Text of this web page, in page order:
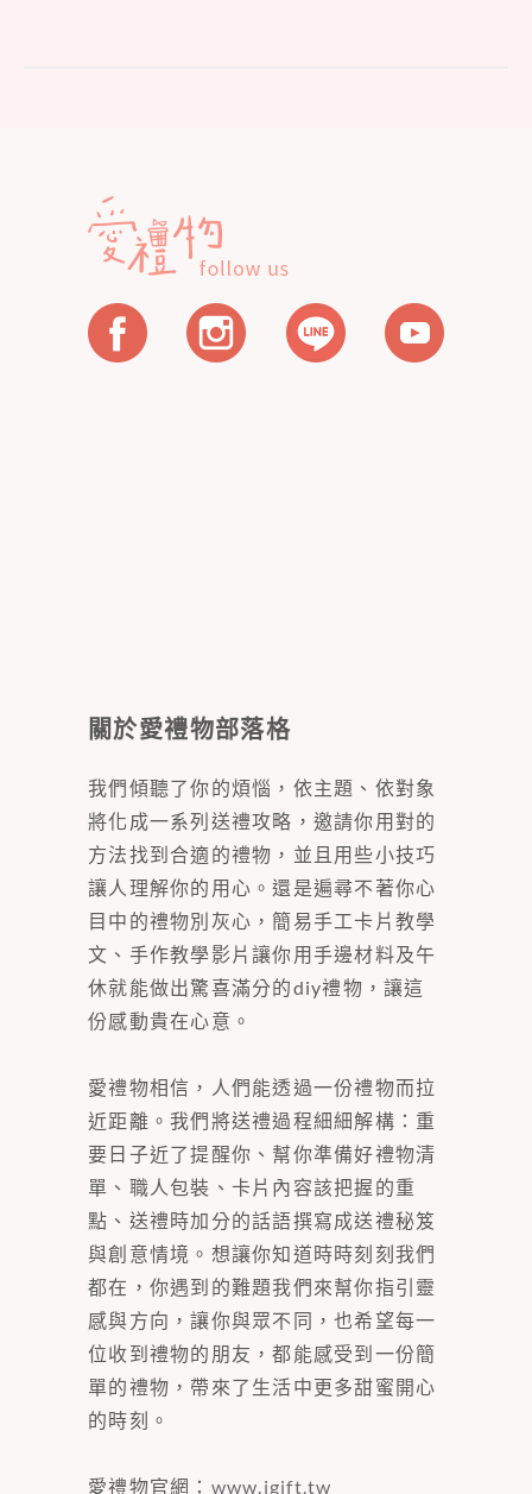
關於愛禮物部落格
我們傾聽了你的煩惱，依主題、依對象
將化成一系列送禮攻略，邀請你用對的
方法找到合適的禮物，並且用些小技巧
讓人理解你的用心。還是遍尋不著你心
目中的禮物別灰心，簡易手工卡片教學
文、手作教學影片讓你用手邊材料及午
休就能做出驚喜滿分的diy禮物，讓這
份感動貴在心意。
愛禮物相信，人們能透過一份禮物而拉
近距離。我們將送禮過程細細解構：重
要日子近了提醒你、幫你準備好禮物清
單、職人包裝、卡片內容該把握的重
點、送禮時加分的話語撰寫成送禮秘笈
與創意情境。想讓你知道時時刻刻我們
都在，你遇到的難題我們來幫你指引靈
感與方向，讓你與眾不同，也希望每一
位收到禮物的朋友，都能感受到一份簡
單的禮物，帶來了生活中更多甜蜜開心
的時刻。
愛禮物官網： www.igift.tw